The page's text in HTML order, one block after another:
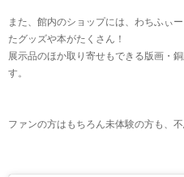
また、館内のショップには、わちふぃ
たグッズや本がたくさん！
展示品のほか取り寄せもできる版画・
す。
ファンの方はもちろん未体験の方も、